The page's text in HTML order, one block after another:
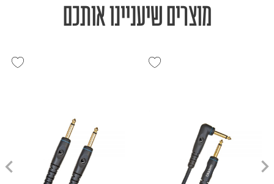
מוצרים שיעניינו אותכם